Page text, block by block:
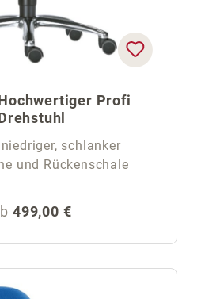
Profi
schlanker
und Rückenschale
Preis:
499,00 €